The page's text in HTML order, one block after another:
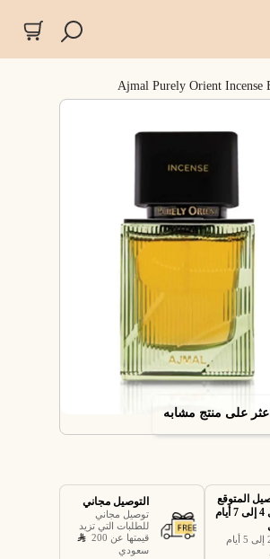
Ajmal Purely Orient Incense
اعثر على منتج مشابه
المتوقع
خلال 4 إلى 7 أيام
من 2 إلى 5 أيام
التوصيل مجاني
توصيل مجاني
للطلبات التي تزيد
قيمتها عن 200
سعودي